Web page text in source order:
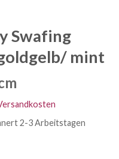
Swafing
mint
2-3 Arbeitstagen